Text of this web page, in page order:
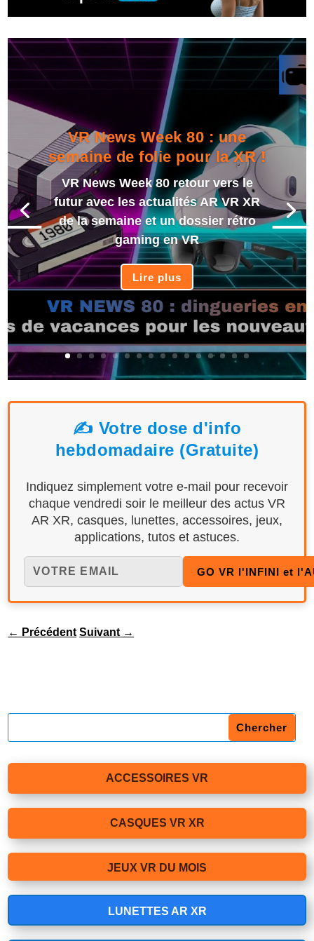
VR News Week 80 : une
semaine de folie pour la XR !
VR News Week 80 retour vers le
futur avec les actualités AR VR XR
de la semaine et un dossier rétro
gaming en VR
Lire plus
✍️ Votre dose d'info
hebdomadaire (Gratuite)
Indiquez simplement votre e-mail pour recevoir
chaque vendredi soir le meilleur des actus VR
AR XR, casques, lunettes, accessoires, jeux,
applications, tutos et astuces.
← Précédent Suivant →
ACCESSOIRES VR
CASQUES VR XR
JEUX VR DU MOIS
LUNETTES AR XR